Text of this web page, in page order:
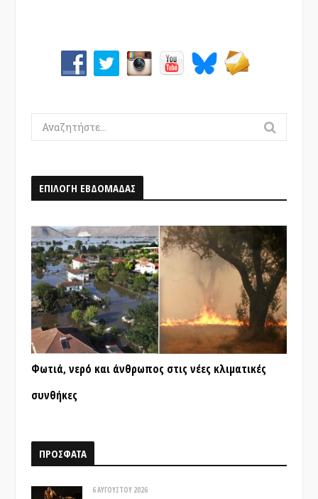
Search
for:
ΕΠΙΛΟΓΗ ΕΒΔΟΜΑΔΑΣ
Φωτιά, νερό και άνθρωπος στις νέες κλιματικές
συνθήκες
ΠΡΟΣΦΑΤΑ
6 ΑΥΓΟΎΣΤΟΥ 2026